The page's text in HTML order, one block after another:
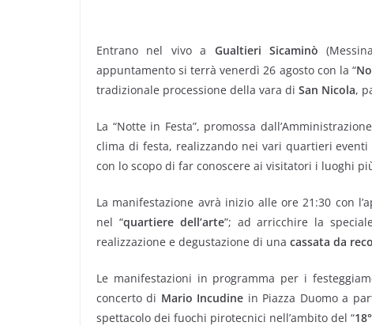
Entrano nel vivo a Gualtieri Sicaminò
appuntamento si terrà venerdì 26 agosto con la “
tradizionale processione della vara di San Nicola,
La “Notte in Festa”, promossa
clima di festa, realizzando nei vari quartieri
con lo scopo di far conoscere ai visitatori i luoghi
La manifestazione avrà inizio alle ore 21:30 con
nel “quartiere dell’arte”; ad arricchire la
realizzazione e degustazione di una cassata da
Le manifestazioni in programma per i
concerto di Mario Incudine in Piazza Duomo a
spettacolo dei fuochi pirotecnici nell’ambito del “